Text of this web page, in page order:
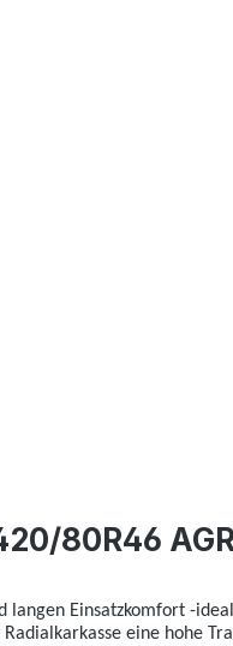
80R46
Einsatzkomfort -
eine hohe